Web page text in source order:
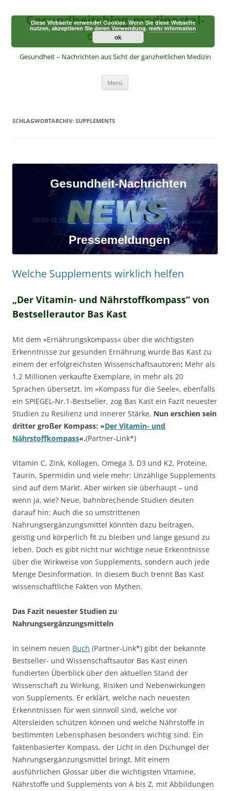
springen
Gesundheitsblog-mediportal-
online.de
Gesundheit – Nachrichten aus Sicht der ganzheitlichen Medizin
Menü
SCHLAGWORTARCHIV: SUPPLEMENTS
Welche Supplements wirklich helfen
„Der Vitamin- und Nährstoffkompass“ von
Bestsellerautor Bas Kast
Mit dem »Ernährungskompass« über die wichtigsten
Erkenntnisse zur gesunden Ernährung wurde Bas Kast zu
einem der erfolgreichsten Wissenschaftsautoren: Mehr als
1,2 Millionen verkaufte Exemplare, in mehr als 20
Sprachen übersetzt. Im »Kompass für die Seele«, ebenfalls
ein SPIEGEL-Nr.1-Bestseller, zog Bas Kast ein Fazit neuester
Studien zu Resilienz und innerer Stärke. Nun erschien sein
dritter großer Kompass: »Der Vitamin- und
Nährstoffkompass«.(Partner-Link*)
Vitamin C, Zink, Kollagen, Omega 3, D3 und K2, Proteine,
Taurin, Spermidin und viele mehr: Unzählige Supplements
sind auf dem Markt. Aber wirken sie überhaupt – und
wenn ja, wie? Neue, bahnbrechende Studien deuten
darauf hin: Auch die so umstrittenen
Nahrungsergänzungsmittel könnten dazu beitragen,
geistig und körperlich fit zu bleiben und lange gesund zu
leben. Doch es gibt nicht nur wichtige neue Erkenntnisse
über die Wirkweise von Supplements, sondern auch jede
Menge Desinformation. In diesem Buch trennt Bas Kast
wissenschaftliche Fakten von Mythen.
Das Fazit neuester Studien zu
Nahrungsergänzungsmitteln
In seinem neuen Buch (Partner-Link*) gibt der bekannte
Bestseller- und Wissenschaftsautor Bas Kast einen
fundierten Überblick über den aktuellen Stand der
Wissenschaft zu Wirkung, Risiken und Nebenwirkungen
von Supplements. Er erklärt, welche nach neuesten
Erkenntnissen für wen sinnvoll sind, welche vor
Altersleiden schützen können und welche Nährstoffe in
bestimmten Lebensphasen besonders wichtig sind. Ein
faktenbasierter Kompass, der Licht in den Dschungel der
Nahrungsergänzungsmittel bringt. Mit einem
ausführlichen Glossar über die wichtigsten Vitamine,
Nährstoffe und Supplements von A bis Z, mit Abbildungen
Diese Webseite verwendet Cookies. Wenn Sie diese Webseite
nutzen, akzeptieren Sie deren Verwendung.mehr Information
ok